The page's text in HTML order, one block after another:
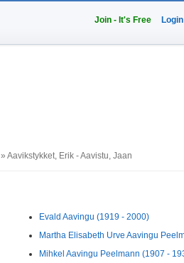
Join - It's Free Login
» Aavikstykket, Erik - Aavistu, Jaan
Evald Aavingu (1919 - 2000)
Martha Elisabeth Urve Aavingu
Mihkel Aavingu Peelmann (1907 -